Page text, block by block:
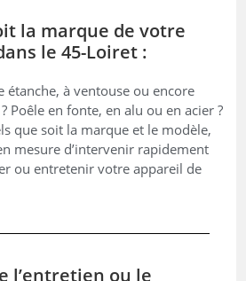
la marque de votre
le 45-Loiret :
étanche, à ventouse ou encore
Poêle en fonte, en alu ou en acier ?
que soit la marque et le modèle,
mesure d’intervenir rapidement
ou entretenir votre appareil de
l’entretien ou le